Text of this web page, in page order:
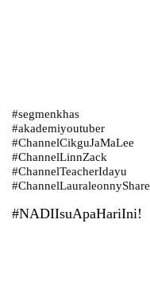
#segmenkhas
#akademiyoutuber
#ChannelCikguJaMaLee
#ChannelLinnZack
#ChannelTeacherIdayu
#ChannelLauraleonnyShare
#NADIIsuApaHariIni!